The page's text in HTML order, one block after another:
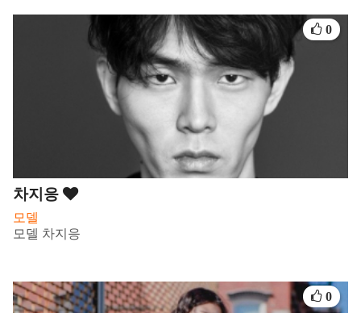
차지응
모델
모델 차지응
0
0